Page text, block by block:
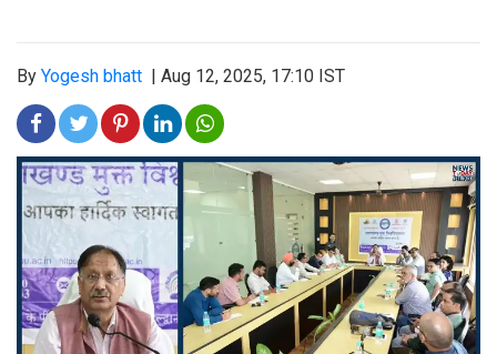
By Yogesh bhatt Aug 12, 2025, 17:10 IST